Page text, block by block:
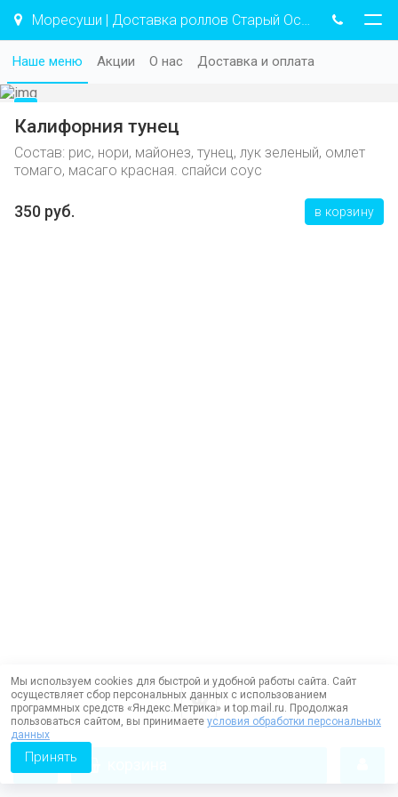
Моресуши | Доставка роллов Старый Оскол
Наше меню Акции О нас Доставка и оплата
Калифорния тунец
Состав: рис, нори, майонез, тунец, лук зеленый, омлет
томаго, масаго красная. спайси соус
350 руб. в корзину
Мы используем cookies для быстрой и удобной работы сайта. Сайт
осуществляет сбор персональных данных с использованием
программных средств «Яндекс.Метрика» и top.mail.ru. Продолжая
пользоваться сайтом, вы принимаете условия обработки персональных
данных
Принять